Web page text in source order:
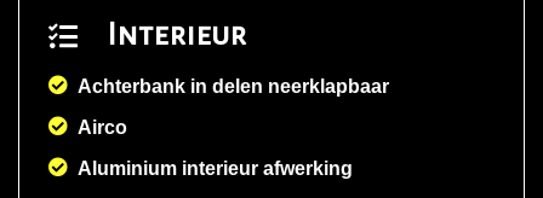
Interieur
Achterbank in delen neerklapbaar
Airco
Aluminium interieur afwerking